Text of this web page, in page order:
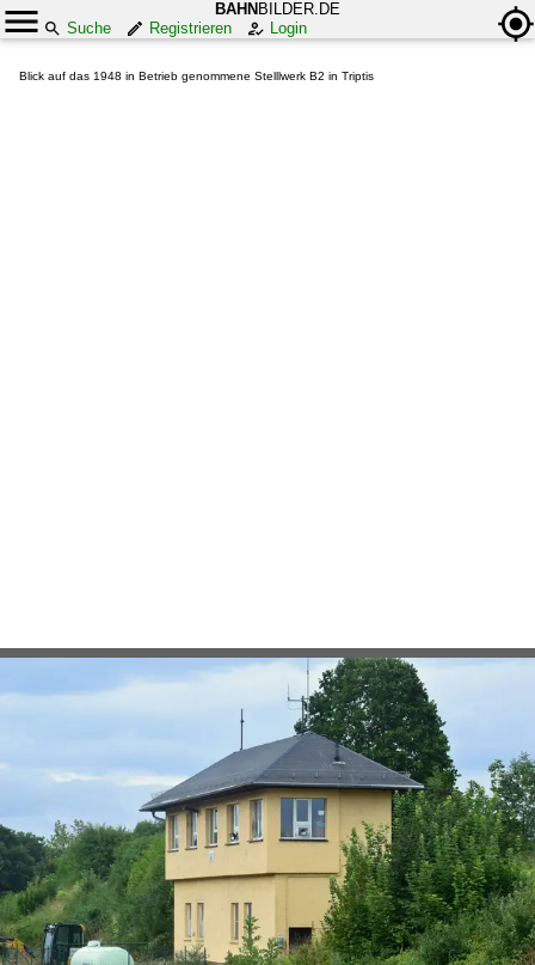
BAHN BILDER.DE
Suche
Registrieren Login
Blick auf das 1948 in Betrieb genommene Stelllwerk B2 in Triptis